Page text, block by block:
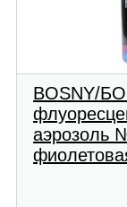
BOSNY/
аэрозоль